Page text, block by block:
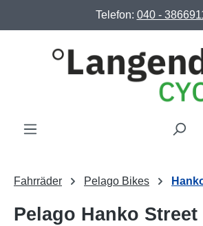
Zum Hauptinhalt springen
Telefon: 040 -
Fahrräder Pelago Bikes
Pelago Hanko Street